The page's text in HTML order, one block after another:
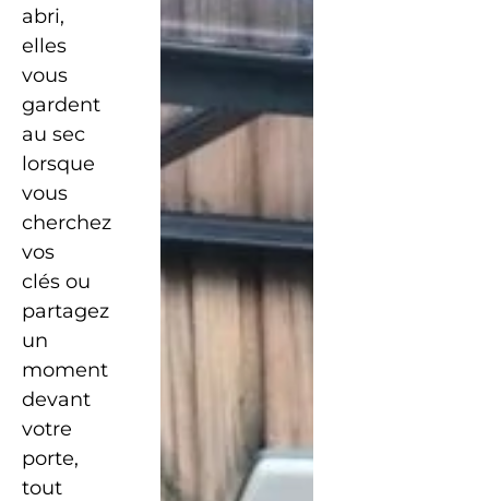
abri,
elles
vous
gardent
au sec
lorsque
vous
cherchez
vos
clés ou
partagez
un
moment
devant
votre
porte,
tout